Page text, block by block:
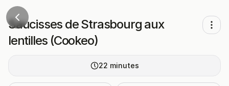
Saucisses de Strasbourg aux
lentilles (Cookeo)
22 minutes